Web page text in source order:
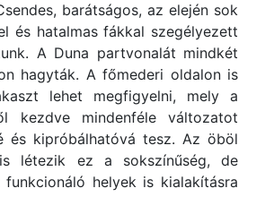
barátságos, az elején sok
és hatalmas fákkal szegélyezett
A Duna partvonalát mindkét
hagyták. A főmederi oldalon is
lehet megfigyelni, mely a
kezdve mindenféle változatot
és kipróbálhatóvá tesz. Az öböl
létezik ez a sokszínűség, de
funkcionáló helyek is kialakításra